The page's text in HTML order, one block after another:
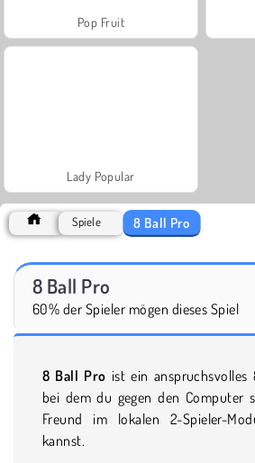
Pop Fruit
Lady Popular
Spiele 8 Ball Pro
8 Ball Pro
60% der Spieler mögen dieses Spiel
8 Ball Pro ist ein anspruchsvolles
bei dem du gegen den Computer
Freund im lokalen 2-Spieler-
kannst.